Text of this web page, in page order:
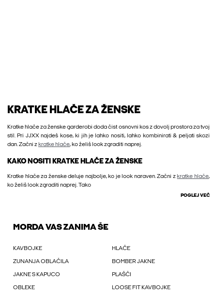
KRATKE HLAČE ZA ŽENSKE
Kratke hlače za ženske garderobi doda čist osnovni kos z dovolj prostora za tvoj
stil. Pri JJXX najdeš kose, ki jih je lahko nositi, lahko kombinirati & peljati skozi
dan. Začni z kratke hlače, ko želiš look zgraditi naprej.
KAKO NOSITI KRATKE HLAČE ZA ŽENSKE
Kratke hlače za ženske deluje najbolje, ko je look naraven. Začni z kratke hlače,
ko želiš look zgraditi naprej. Tako
POGLEJ VEČ
MORDA VAS ZANIMA ŠE
KAVBOJKE HLAČE
ZUNANJA OBLAČILA BOMBER JAKNE
JAKNE S KAPUCO PLAŠČI
OBLEKE LOOSE FIT KAVBOJKE